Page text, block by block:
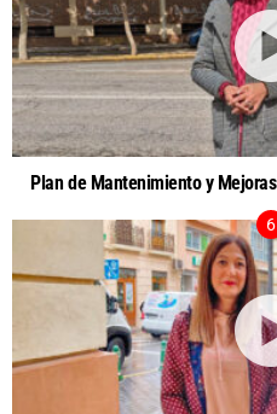
Plan de Mantenimiento y